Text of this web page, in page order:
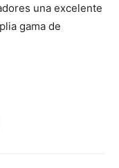
una excelente
gama de